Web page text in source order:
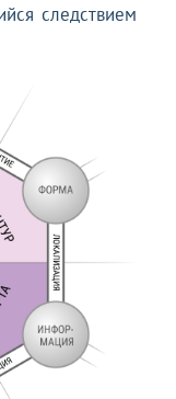
следствием